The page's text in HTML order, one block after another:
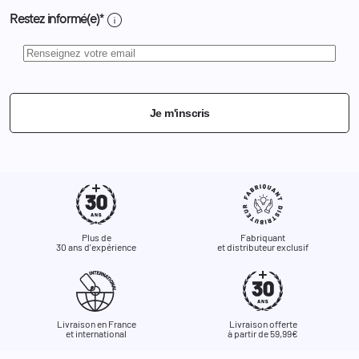
Restez informé(e)* info
Je m'inscris
Plus de
30 ans d'expérience
Fabriquant
et distributeur exclusif
Livraison en France
et international
Livraison offerte
à partir de 59,99€